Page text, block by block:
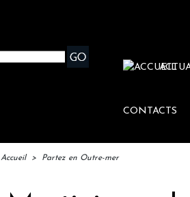
CONTACTS
Accueil > Partez en Outre-mer